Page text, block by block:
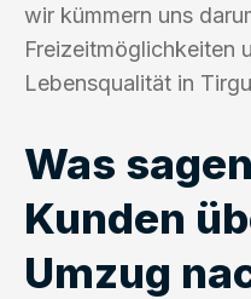
wir kümmern uns
Freizeitmöglichkeiten
Lebensqualität in
Was
Kunden
Umzug